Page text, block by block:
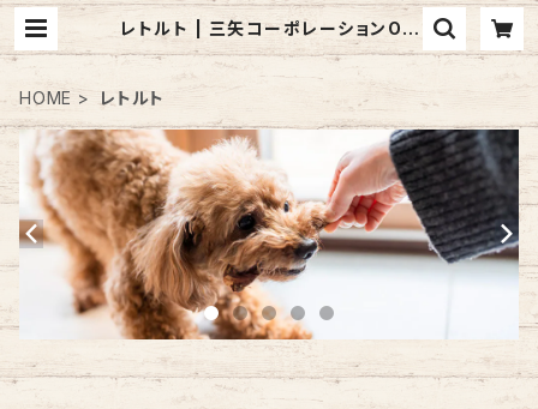
レトルト | 三矢コーポレーションON
LINESHOP
HOME レトルト